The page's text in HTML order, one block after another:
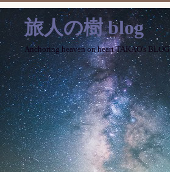
旅人の樹 blog
Anchoring heaven on heart TAKAO's BLOG